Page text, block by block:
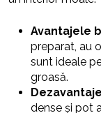
Avantajele
preparat, au
sunt ideale
groasă.
dense și pot